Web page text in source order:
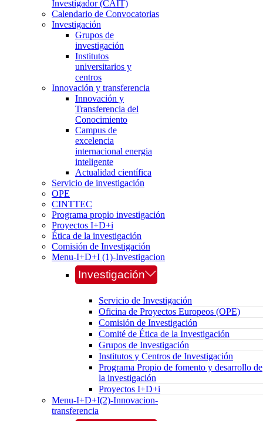
Investigador (CAIT)
Calendario de Convocatorias
Investigación
Grupos de
investigación
Institutos
universitarios y
centros
Innovación y transferencia
Innovación y
Transferencia del
Conocimiento
Campus de
excelencia
internacional energia
inteligente
Actualidad científica
Servicio de investigación
OPE
CINTTEC
Programa propio investigación
Proyectos I+D+i
Ética de la investigación
Comisión de Investigación
Menu-I+D+I (1)-Investigacion
Investigación
Servicio de Investigación
Oficina de Proyectos Europeos (OPE)
Comisión de Investigación
Comité de Ética de la Investigación
Grupos de Investigación
Institutos y Centros de Investigación
Programa Propio de fomento y desarrollo de
la investigación
Proyectos I+D+i
Menu-I+D+I(2)-Innovacion-
transferencia